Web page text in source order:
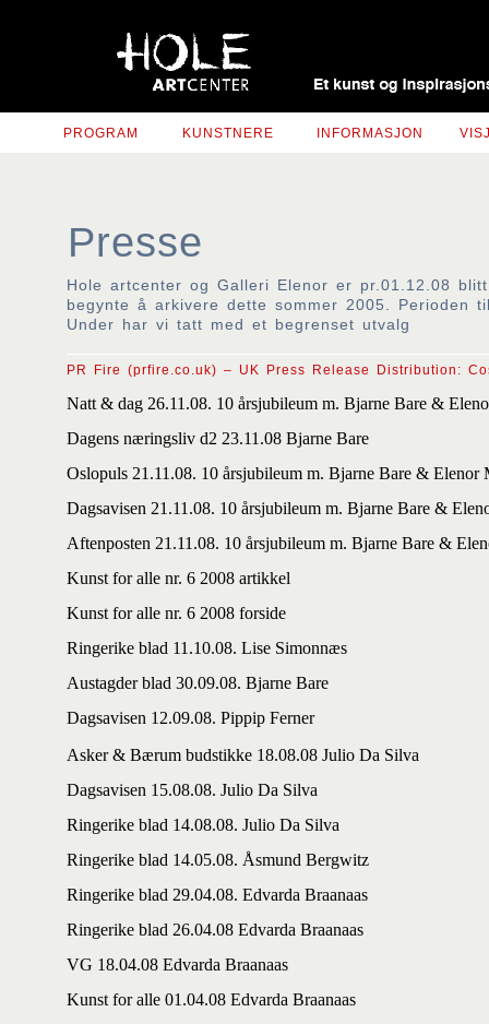
PROGRAM KUNSTNERE INFORMASJON
Presse
Hole artcenter og Galleri Elenor er pr.01.12.08
begynte å arkivere dette sommer 2005.
Under har vi tatt med et begrenset utvalg
PR Fire (prfire.co.uk) – UK Press Release Distribution:
Natt & dag 26.11.08. 10 årsjubileum m. Bjarne Bare &
Dagens næringsliv d2 23.11.08 Bjarne Bare
Oslopuls 21.11.08. 10 årsjubileum m. Bjarne Bare & Elenor
Dagsavisen 21.11.08. 10 årsjubileum m. Bjarne Bare &
Aftenposten 21.11.08. 10 årsjubileum m. Bjarne Bare &
Kunst for alle nr. 6 2008 artikkel
Kunst for alle nr. 6 2008 forside
Ringerike blad 11.10.08. Lise Simonnæs
Austagder blad 30.09.08. Bjarne Bare
Dagsavisen 12.09.08. Pippip Ferner
Asker & Bærum budstikke 18.08.08 Julio Da Silva
Dagsavisen 15.08.08. Julio Da Silva
Ringerike blad 14.08.08. Julio Da Silva
Ringerike blad 14.05.08. Åsmund Bergwitz
Ringerike blad 29.04.08. Edvarda Braanaas
Ringerike blad 26.04.08 Edvarda Braanaas
VG 18.04.08 Edvarda Braanaas
Kunst for alle 01.04.08 Edvarda Braanaas